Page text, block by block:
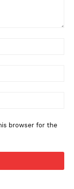
browser for the